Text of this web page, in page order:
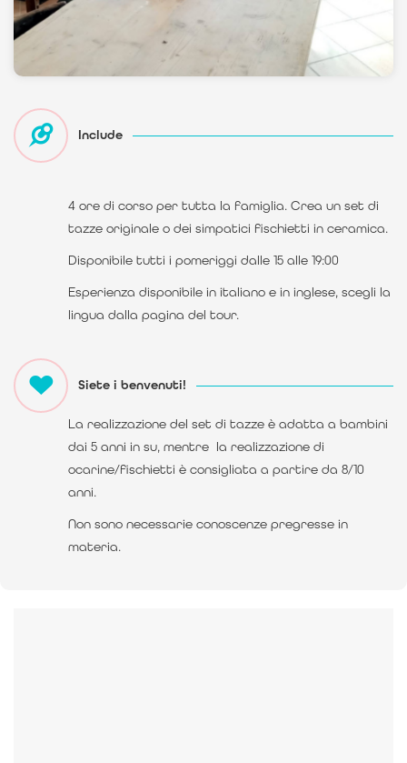
Include
4 ore di corso per tutta la famiglia. Crea un set di
tazze originale o dei simpatici fischietti in ceramica.
Disponibile tutti i pomeriggi dalle 15 alle 19:00
Esperienza disponibile in italiano e in inglese, scegli la
lingua dalla pagina del tour.
Siete i benvenuti!
La realizzazione del set di tazze è adatta a bambini
dai 5 anni in su, mentre la realizzazione di
ocarine/fischietti è consigliata a partire da 8/10
anni.
Non sono necessarie conoscenze pregresse in
materia.